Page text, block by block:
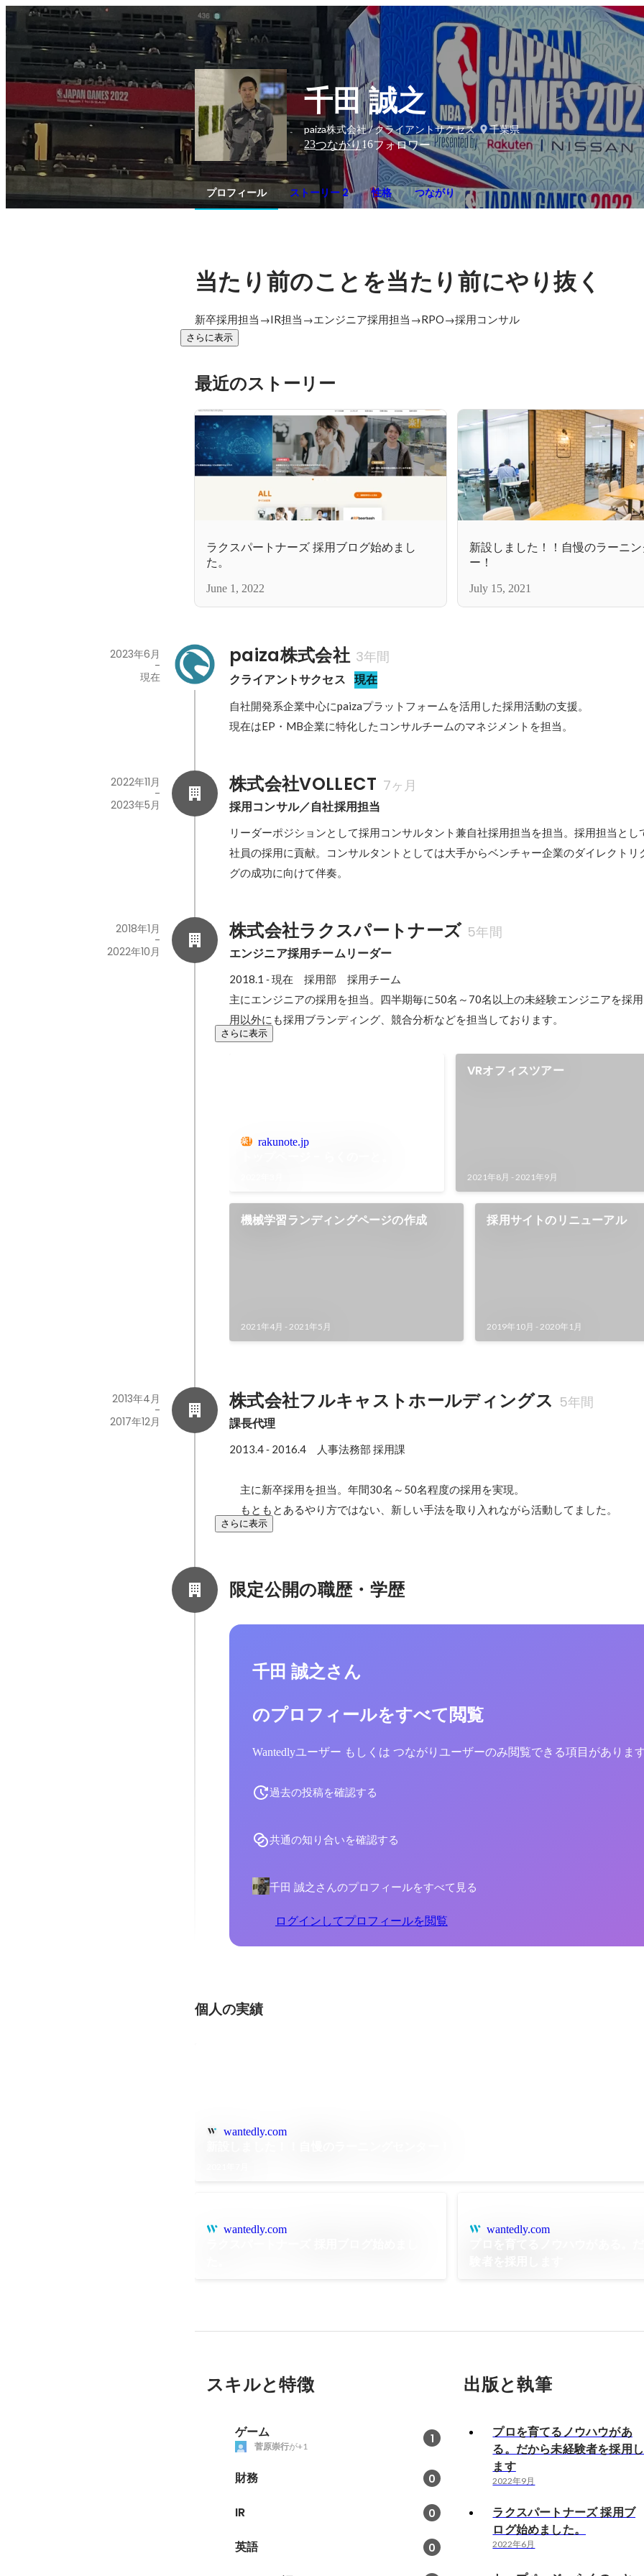
千田 誠之
paiza株式会社 / クライアントサクセス
千葉県
23つながり16フォロワー
プロフィール ストーリー 2 性格 つながり
当たり前のことを当たり前にやり抜く
新卒採用担当→IR担当→エンジニア採用担当→RPO→採用コンサル
さらに表示
最近のストーリー
ラクスパートナーズ 採用ブログ始めまし
た。
June 1, 2022
新設しました！！自慢のラーニ
ー！
July 15, 2021
paiza株式会社 3年間
クライアントサクセス 現在
2023年6月
-
現在
自社開発系企業中心にpaizaプラットフォームを活用した採用活動の支援。
現在はEP・MB企業に特化したコンサルチームのマネジメントを担当。
株式会社VOLLECT 7ヶ月
採用コンサル／自社採用担当
2022年11月
-
2023年5月
リーダーポジションとして採用コンサルタント兼自社採用担当を担当。採用担当とし
社員の採用に貢献。コンサルタントとしては大手からベンチャー企業のダイレクトリ
グの成功に向けて伴奏。
株式会社ラクスパートナーズ 5年間
エンジニア採用チームリーダー
2018年1月
-
2022年10月
2018.1 ‐ 現在　採用部　採用チーム
主にエンジニアの採用を担当。四半期毎に50名～70名以上の未経験エンジニアを採
用以外にも採用ブランディング、競合分析などを担当しております。
さらに表示
rakunote.jp
VRオフィスツアー
2021年8月 - 2021年9月
機械学習ランディングページの作成
2021年4月 - 2021年5月
採用サイトのリニューアル
2019年10月 - 2020年1月
株式会社フルキャストホールディングス 5年間
課長代理
2013年4月
-
2017年12月
2013.4 ‐ 2016.4　人事法務部 採用課
主に新卒採用を担当。年間30名～50名程度の採用を実現。
もともとあるやり方ではない、新しい手法を取り入れながら活動してました。
さらに表示
限定公開の職歴・学歴
千田 誠之さん
のプロフィールをすべて閲覧
Wantedlyユーザー もしくは つながりユーザーのみ閲覧できる項目がありま
過去の投稿を確認する
共通の知り合いを確認する
千田 誠之さんのプロフィールをすべて見る
ログインしてプロフィールを閲覧
個人の実績
wantedly.com
wantedly.com wantedly.com
スキルと特徴
ゲーム 1
菅原崇行が+1
財務 0
IR 0
英語 0
出版と執筆
プロを育てるノウハウがあ
る。だから未経験者を採用し
ます
2022年9月
ラクスパートナーズ 採用ブ
ログ始めました。
2022年6月